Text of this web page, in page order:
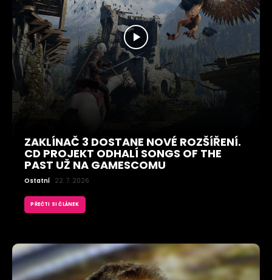
ZAKLÍNAČ 3 DOSTANE NOVÉ ROZŠÍŘENÍ.
CD PROJEKT ODHALÍ SONGS OF THE
PAST UŽ NA GAMESCOMU
Ostatní 22. 7. 2026
PŘEČTI SI ČLÁNEK